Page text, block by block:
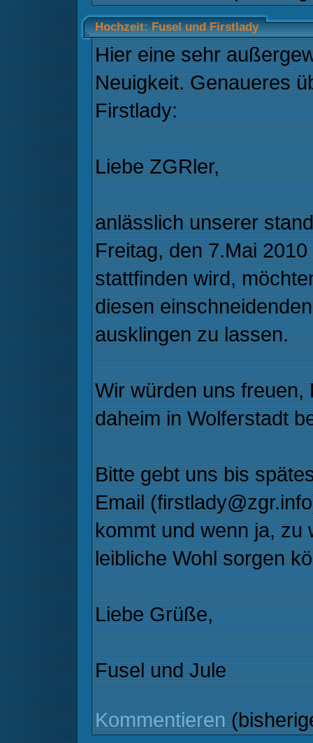
Hochzeit: Fusel und Firstlady
Hier eine sehr
Neuigkeit. Genaueres
Firstlady:
Liebe ZGRler,
anlässlich unserer
Freitag, den 7.Mai
stattfinden wird,
diesen
ausklingen zu lassen.
Wir würden uns freuen,
daheim in Wolferstadt
Bitte gebt uns bis
Email
kommt und wenn ja, zu
leibliche Wohl sorgen
Liebe Grüße,
Fusel und Jule
Kommentieren